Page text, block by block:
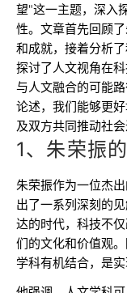
望"这一主题，深入
性。文章首先回顾
和成就，接着分析
探讨了人文视角在
与人文融合的可能
论述，我们能够更
及双方共同推动社会
1、朱荣振
朱荣振作为一位杰
出了一系列深刻的
达的时代，科技不
们的文化和价值观
学科有机结合，是